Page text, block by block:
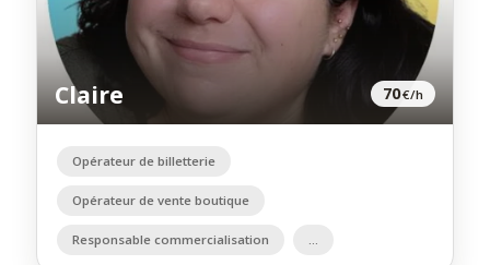
Claire 70€/h
Opérateur de billetterie
Opérateur de vente boutique
Responsable commercialisation